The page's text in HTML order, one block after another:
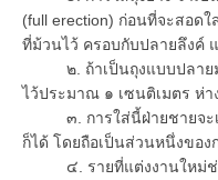
(full erection) ก่อนที่จะสอดใ
ที่ม้วนไว้ ครอบกับปลายลึงค์
๒. ถ้าเป็นถุงแบบปลายมน
ไว้ประมาณ ๑ เซนติเมตร ห่า
๓. การใส่นี้ฝ่ายชายจะเป็
ก็ได้ โดยถือเป็นส่วนหนึ่งของ
๔. รายที่แต่งงานใหม่ช่อ